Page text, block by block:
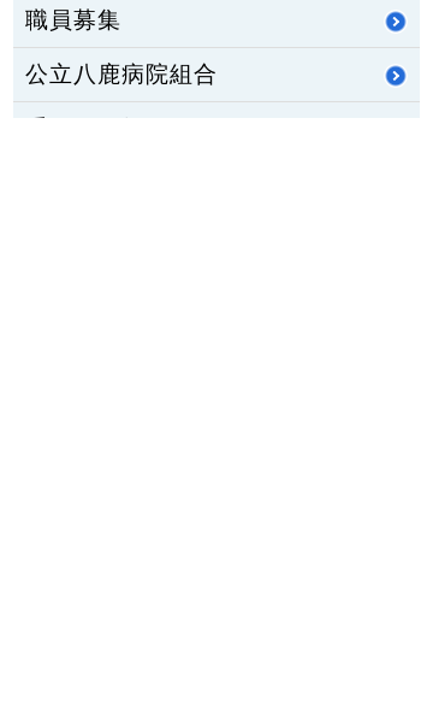
職員募集
公立八鹿病院組合